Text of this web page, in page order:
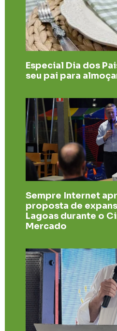
Especial Dia dos
seu pai para
Sempre Internet
proposta de
Lagoas durante o
Mercado